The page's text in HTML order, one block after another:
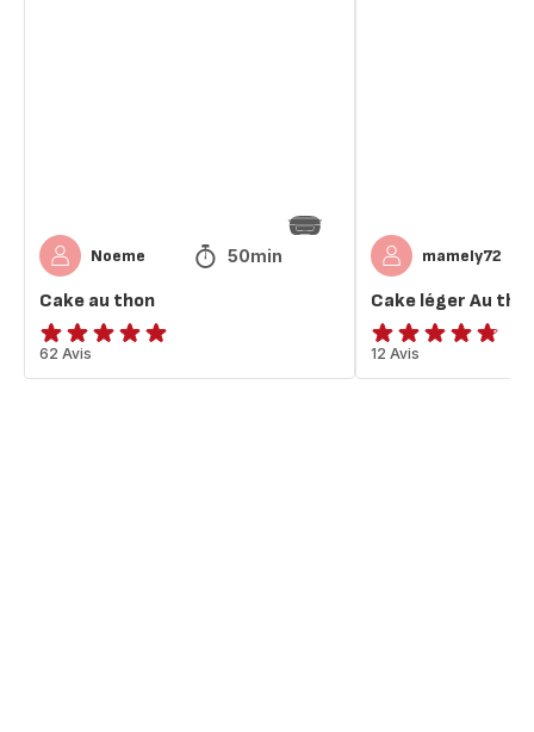
Noeme 50min
Cake au thon
ratings.4.9
62 Avis
mamely72
Cake léger Au
ratings.4.7
12 Avis